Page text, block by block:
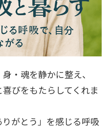
・魂を静かに整え、
びをもたらしてくれま
がとう」を感じる呼吸